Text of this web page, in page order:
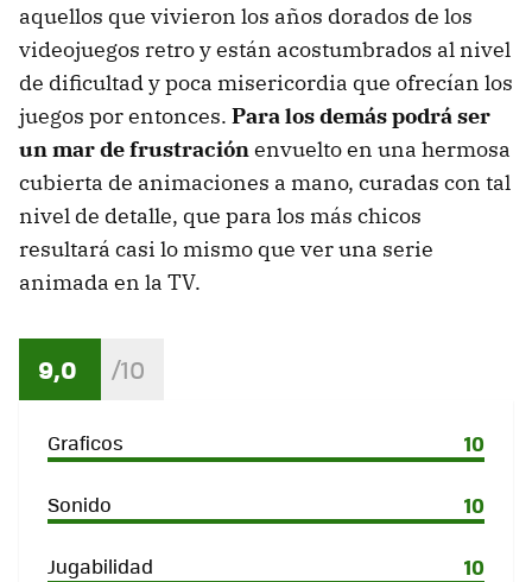
aquellos que vivieron los años dorados de los
videojuegos retro y están acostumbrados al nivel
de dificultad y poca misericordia que ofrecían los
juegos por entonces. Para los demás podrá ser
un mar de frustraciónenvuelto en una hermosa
cubierta de animaciones a mano, curadas con tal
nivel de detalle, que para los más chicos
resultará casi lo mismo que ver una serie
animada en la TV.
9,0
Graficos 10
Sonido 10
Jugabilidad 10